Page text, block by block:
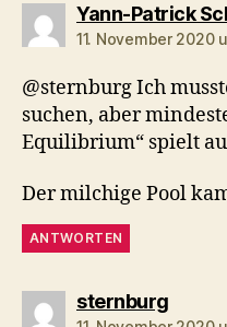
Yann-Patrick
11. November 2020
@sternburg Ich
suchen, aber
Equilibrium“ spielt
Der milchige Pool
ANTWORTEN
sternburgsagt: